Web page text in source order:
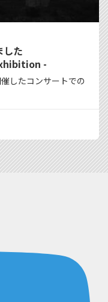
した
-
したコンサートでの